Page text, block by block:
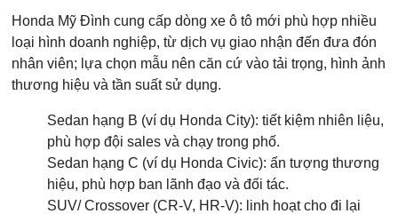
Honda Mỹ Đình cung cấp dòng xe ô tô mới phù hợp nhiều
loại hình doanh nghiệp, từ dịch vụ giao nhận đến đưa đón
nhân viên; lựa chọn mẫu nên căn cứ vào tải trọng, hình ảnh
thương hiệu và tần suất sử dụng.
Sedan hạng B (ví dụ Honda City): tiết kiệm nhiên liệu,
phù hợp đội sales và chạy trong phố.
Sedan hạng C (ví dụ Honda Civic): ấn tượng thương
hiệu, phù hợp ban lãnh đạo và đối tác.
SUV/ Crossover (CR-V, HR-V): linh hoạt cho đi lại